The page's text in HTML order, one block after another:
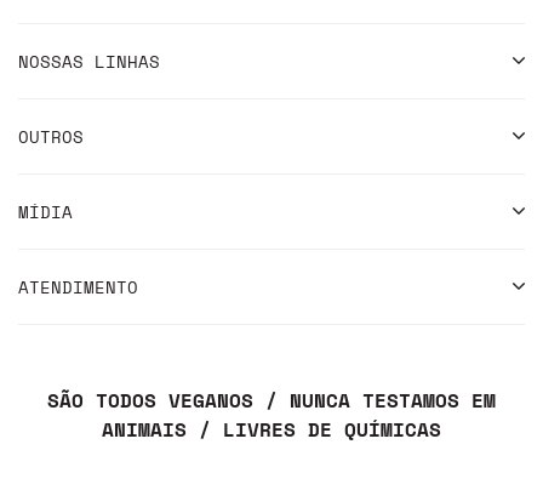
NOSSAS LINHAS
OUTROS
MÍDIA
ATENDIMENTO
SÃO TODOS VEGANOS / NUNCA TESTAMOS EM
ANIMAIS / LIVRES DE QUÍMICAS